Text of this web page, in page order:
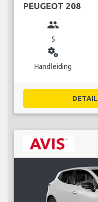
PEUGEOT 208
group
5
miscellaneous_services
Handleiding